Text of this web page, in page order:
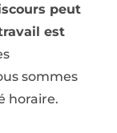
peut
est
sommes
horaire.